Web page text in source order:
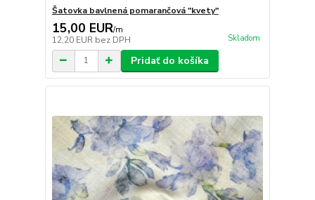
Šatovka bavlnená pomarančová "kvety"
15,00 EUR/m
12,20 EUR bez DPH Skladom
Pridať do košíka